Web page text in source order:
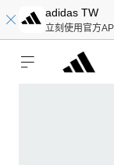
adidas TW
立刻使用官方